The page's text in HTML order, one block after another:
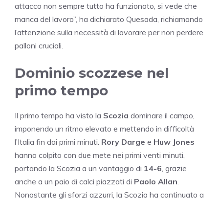
attacco non sempre tutto ha funzionato, si vede che
manca del lavoro”, ha dichiarato Quesada, richiamando
l’attenzione sulla necessità di lavorare per non perdere
palloni cruciali.
Dominio scozzese nel
primo tempo
Il primo tempo ha visto la Scozia dominare il campo,
imponendo un ritmo elevato e mettendo in difficoltà
l’Italia fin dai primi minuti. Rory Darge e Huw Jones
hanno colpito con due mete nei primi venti minuti,
portando la Scozia a un vantaggio di 14-6 , grazie
anche a un paio di calci piazzati di Paolo Allan
Nonostante gli sforzi azzurri, la Scozia ha continuato a